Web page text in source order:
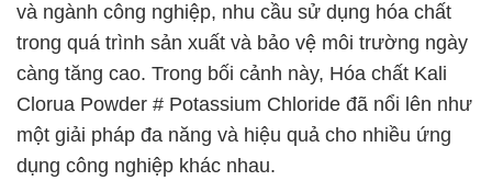
và ngành công nghiệp, nhu cầu sử dụng hóa chất
trong quá trình sản xuất và bảo vệ môi trường ngày
càng tăng cao. Trong bối cảnh này, Hóa chất Kali
Clorua Powder # Potassium Chloride đã nổi lên như
một giải pháp đa năng và hiệu quả cho nhiều ứng
dụng công nghiệp khác nhau.